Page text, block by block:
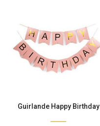
Guirlande Happy Birthday